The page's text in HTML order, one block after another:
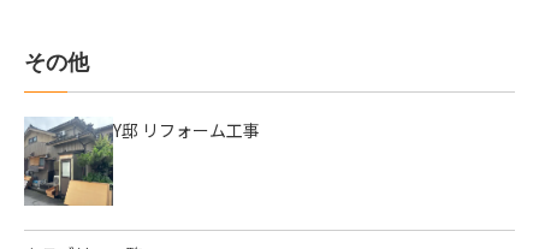
その他
Y邸 リフォーム工事